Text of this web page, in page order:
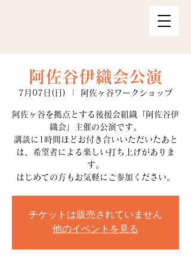
阿佐谷伊織会公演
7月07日(日) 阿佐ヶ谷ワークショップ
阿佐ヶ谷を拠点とする後援会組織「阿佐谷伊
織会」主催の公演です。
講談に1時間ほどお付き合いいただいたあと
は、希望者による楽しい打ち上げがありま
す。
はじめての方もお気軽にご参加ください。
チケットは販売されていません
他のイベントを見る